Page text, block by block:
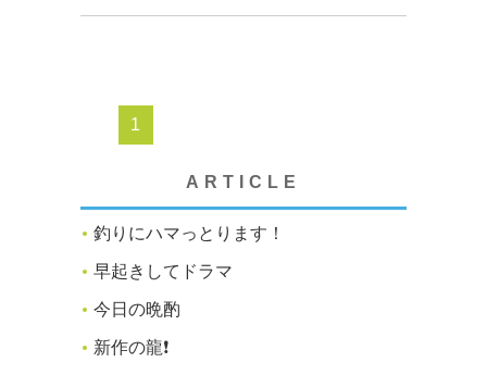
1
ARTICLE
釣りにハマっとります！
早起きしてドラマ
今日の晩酌
新作の龍❗️